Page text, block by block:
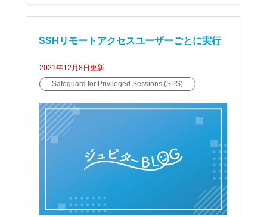
SSHリモートアクセスユーザーごとに実行
コマンドを制限する【Safeguard for Privile
ged Sessions（SPS）】
2021年12月8日 更新
Safeguard for Privileged Sessions (SPS)